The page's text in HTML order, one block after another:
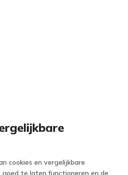
cookies en vergelijkbare
te laten functioneren en de